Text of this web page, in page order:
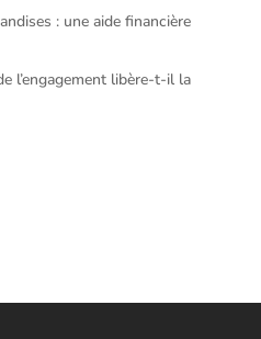
: une aide financière
l’engagement libère-t-il la